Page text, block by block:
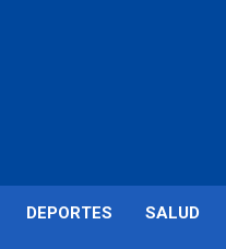
DEPORTES SALUD